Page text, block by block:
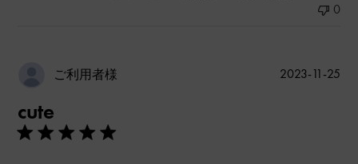
0
ご利用者様
cute
公
2023-11-25